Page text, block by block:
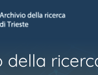
della